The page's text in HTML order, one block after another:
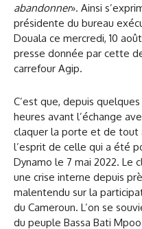
abandonner». Ainsi
présidente du bureau
Douala ce mercredi, 10
presse donnée par cette
carrefour Agip.
C’est que, depuis
heures avant l’échange
claquer la porte et de
l’esprit de celle qui a été
Dynamo le 7 mai 2022. Le
une crise interne depuis
malentendu sur la
du Cameroun. L’on se
du peuple Bassa Bati